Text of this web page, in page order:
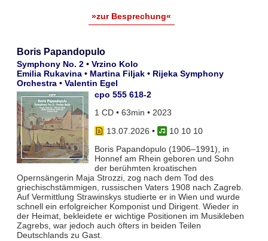
»zur Besprechung«
Boris Papandopulo
Symphony No. 2 • Vrzino Kolo
Emilia Rukavina • Martina Filjak • Rijeka Symphony
Orchestra • Valentin Egel
cpo 555 618-2
1 CD • 63min • 2023
13.07.2026 •
10 10 10
Boris Papandopulo (1906–1991), in
Honnef am Rhein geboren und Sohn
der berühmten kroatischen
Opernsängerin Maja Strozzi, zog nach dem Tod des
griechischstämmigen, russischen Vaters 1908 nach Zagreb.
Auf Vermittlung Strawinskys studierte er in Wien und wurde
schnell ein erfolgreicher Komponist und Dirigent. Wieder in
der Heimat, bekleidete er wichtige Positionen im Musikleben
Zagrebs, war jedoch auch öfters in beiden Teilen
Deutschlands zu Gast.